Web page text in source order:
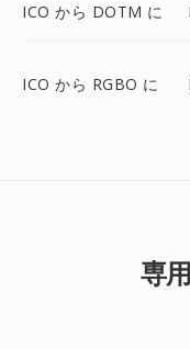
ICO から DOTM に
ICO から RGBO に
専